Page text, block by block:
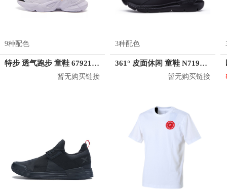
9种配色
特步 透气跑步 童鞋 679216329262
暂无购买链接
3种配色
361° 皮面休闲 童鞋 N71943571
暂无购买链接